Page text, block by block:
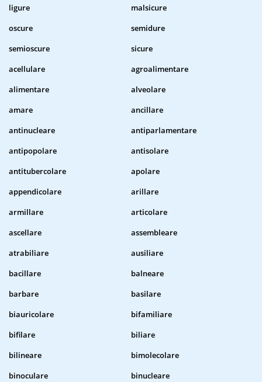
ligure
malsicure
oscure
semidure
semioscure
sicure
acellulare
agroalimentare
alimentare
alveolare
amare
ancillare
antinucleare
antiparlamentare
antipopolare
antisolare
antitubercolare
apolare
appendicolare
arillare
armillare
articolare
ascellare
assembleare
atrabiliare
ausiliare
bacillare
balneare
barbare
basilare
biauricolare
bifamiliare
bifilare
biliare
bilineare
bimolecolare
binoculare
binucleare